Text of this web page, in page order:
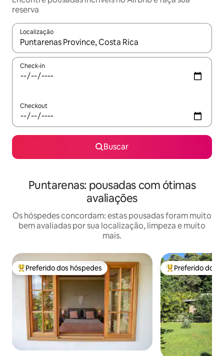
reserva
Localização
Quando os resultados estiverem disponíveis, explore-os
Check-in
Checkout
Buscar
Puntarenas: pousadas com ótimas
avaliações
Os hóspedes concordam: estas pousadas foram muito
bem avaliadas por sua localização, limpeza e muito
mais.
Entre os melhores preferidos dos hóspedes
Preferido dos hóspedes Entre os
Preferido dos